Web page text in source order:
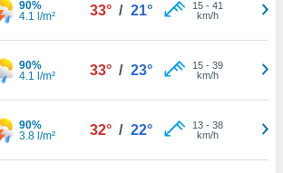
90%
4.1 l/m²
33° / 21° 15- 41
km/h
90%
4.1 l/m²
33° / 23° 15- 39
km/h
90%
3.8 l/m²
32° / 22° 13- 38
km/h